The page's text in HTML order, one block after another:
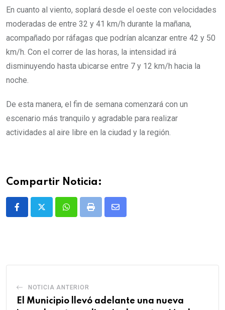
En cuanto al viento, soplará desde el oeste con velocidades
moderadas de entre 32 y 41 km/h durante la mañana,
acompañado por ráfagas que podrían alcanzar entre 42 y 50
km/h. Con el correr de las horas, la intensidad irá
disminuyendo hasta ubicarse entre 7 y 12 km/h hacia la
noche.
De esta manera, el fin de semana comenzará con un
escenario más tranquilo y agradable para realizar
actividades al aire libre en la ciudad y la región.
Compartir Noticia:
WhatsappPrint
Share
NOTICIA ANTERIOR
El Municipio llevó adelante una nueva